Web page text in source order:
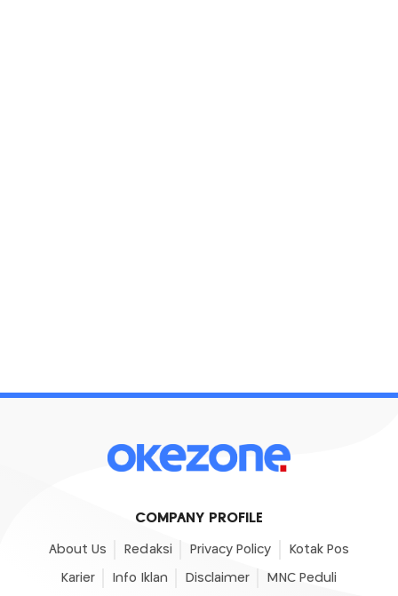
COMPANY PROFILE
About Us Redaksi Privacy Policy Kotak Pos
Karier Info Iklan Disclaimer MNC Peduli